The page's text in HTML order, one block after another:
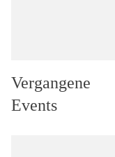
Vergangene
Events